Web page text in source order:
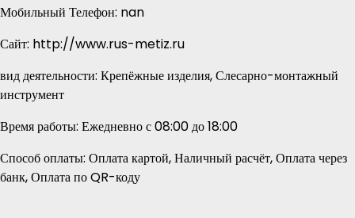
Мобильный Телефон: nan
Сайт: http://www.rus-metiz.ru
вид деятельности: Крепёжные изделия, Слесарно-монтажный
инструмент
Время работы: Ежедневно с 08:00 до 18:00
Способ оплаты: Оплата картой, Наличный расчёт, Оплата через
банк, Оплата по QR-коду